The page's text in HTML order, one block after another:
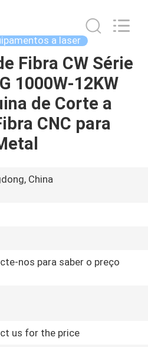
a laser
Fibra CW Série
1000W-12KW
de Corte a
CNC para
China
nos para saber o preço
us for the price